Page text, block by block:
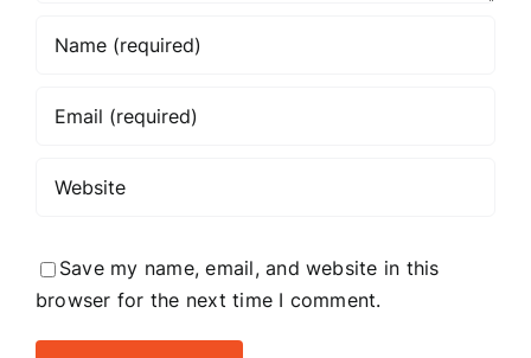
Save my name, email, and website in this
browser for the next time I comment.